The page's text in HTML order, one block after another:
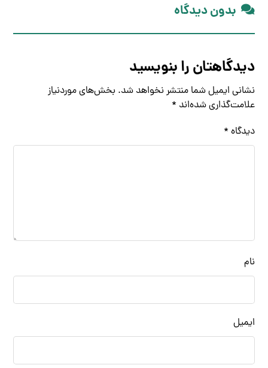
بدون دیدگاه
دیدگاهتان را بنویسید
نشانی ایمیل شما منتشر نخواهد شد. بخش‌های موردنیاز
علامت‌گذاری شده‌اند *
دیدگاه *
نام
ایمیل